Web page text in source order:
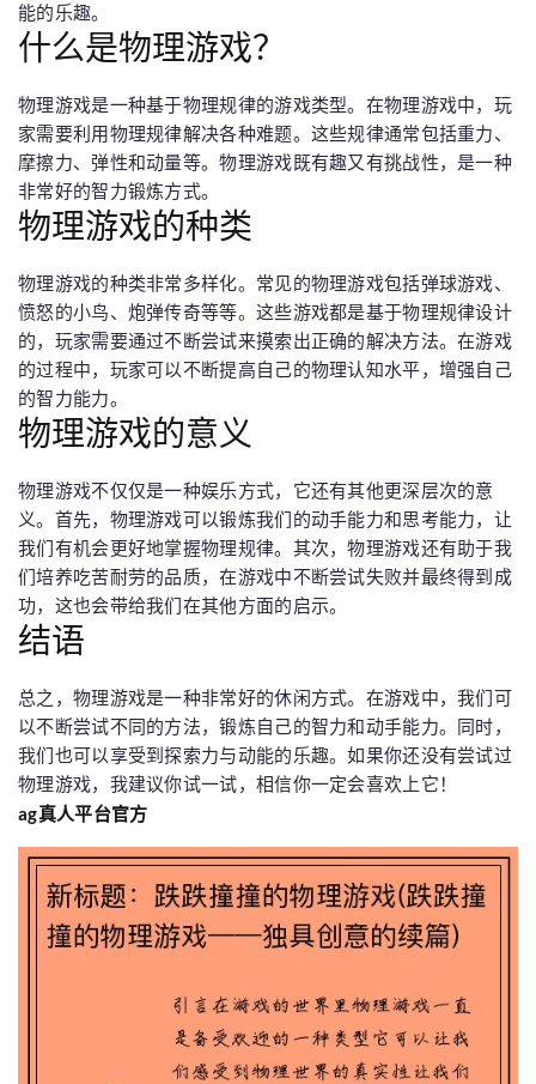
能的乐趣。
什么是物理游戏？
物理游戏是一种基于物理规律的游戏类型。在物理游戏中，玩
家需要利用物理规律解决各种难题。这些规律通常包括重力、
摩擦力、弹性和动量等。物理游戏既有趣又有挑战性，是一种
非常好的智力锻炼方式。
物理游戏的种类
物理游戏的种类非常多样化。常见的物理游戏包括弹球游戏、
愤怒的小鸟、炮弹传奇等等。这些游戏都是基于物理规律设计
的，玩家需要通过不断尝试来摸索出正确的解决方法。在游戏
的过程中，玩家可以不断提高自己的物理认知水平，增强自己
的智力能力。
物理游戏的意义
物理游戏不仅仅是一种娱乐方式，它还有其他更深层次的意
义。首先，物理游戏可以锻炼我们的动手能力和思考能力，让
我们有机会更好地掌握物理规律。其次，物理游戏还有助于我
们培养吃苦耐劳的品质，在游戏中不断尝试失败并最终得到成
功，这也会带给我们在其他方面的启示。
结语
总之，物理游戏是一种非常好的休闲方式。在游戏中，我们可
以不断尝试不同的方法，锻炼自己的智力和动手能力。同时，
我们也可以享受到探索力与动能的乐趣。如果你还没有尝试过
物理游戏，我建议你试一试，相信你一定会喜欢上它！
ag真人平台官方